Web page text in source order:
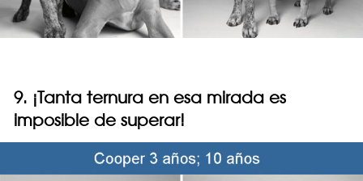
9. ¡Tanta ternura en esa mirada es
imposible de superar!